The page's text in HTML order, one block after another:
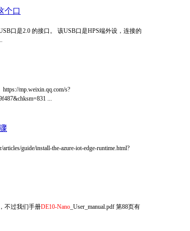
个口
口是2.0 的接口。 该USB口是HPS端外设，连接的
mp.weixin.qq.com/s?
...
guide/install-the-azure-iot-edge-runtime.html?
不过我们手册DE10-Nano _User_manual.pdf 第88页有